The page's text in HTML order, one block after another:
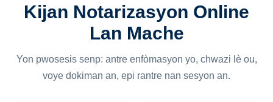
Kijan Notarizasyon Online
Lan Mache
Yon pwosesis senp: antre enfòmasyon yo, chwazi lè ou,
voye dokiman an, epi rantre nan sesyon an.